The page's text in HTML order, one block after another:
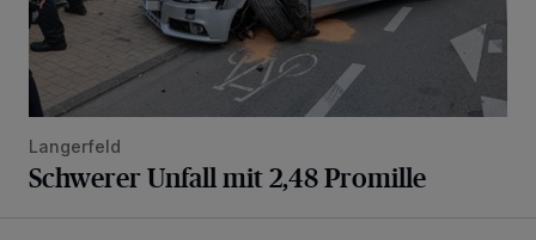
Langerfeld
Schwerer Unfall mit 2,48 Promille